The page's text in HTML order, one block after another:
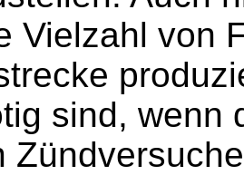
Vielzahl von
sind, wenn